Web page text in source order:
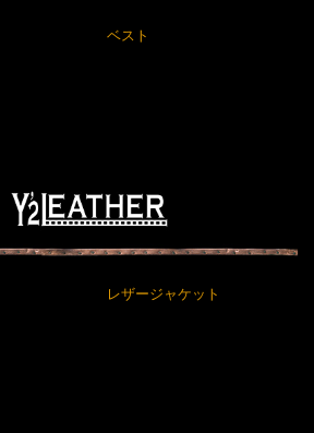
ベスト
レザージャケット